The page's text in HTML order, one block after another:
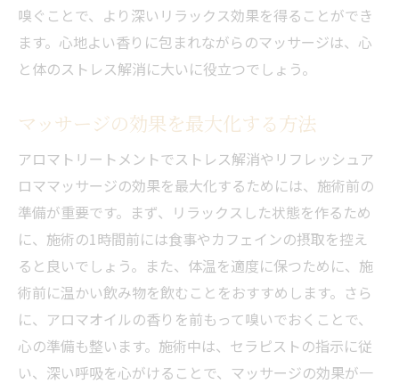
嗅ぐことで、より深いリラックス効果を得ることができ
ます。心地よい香りに包まれながらのマッサージは、心
と体のストレス解消に大いに役立つでしょう。
マッサージの効果を最大化する方法
アロマトリートメントでストレス解消やリフレッシュア
ロママッサージの効果を最大化するためには、施術前の
準備が重要です。まず、リラックスした状態を作るため
に、施術の1時間前には食事やカフェインの摂取を控え
ると良いでしょう。また、体温を適度に保つために、施
術前に温かい飲み物を飲むことをおすすめします。さら
に、アロマオイルの香りを前もって嗅いでおくことで、
心の準備も整います。施術中は、セラピストの指示に従
い、深い呼吸を心がけることで、マッサージの効果が一